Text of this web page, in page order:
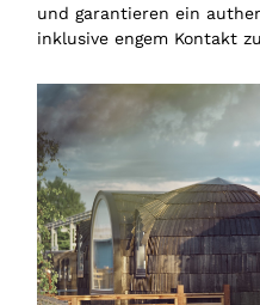
und garantieren ein
inklusive engem Kontakt